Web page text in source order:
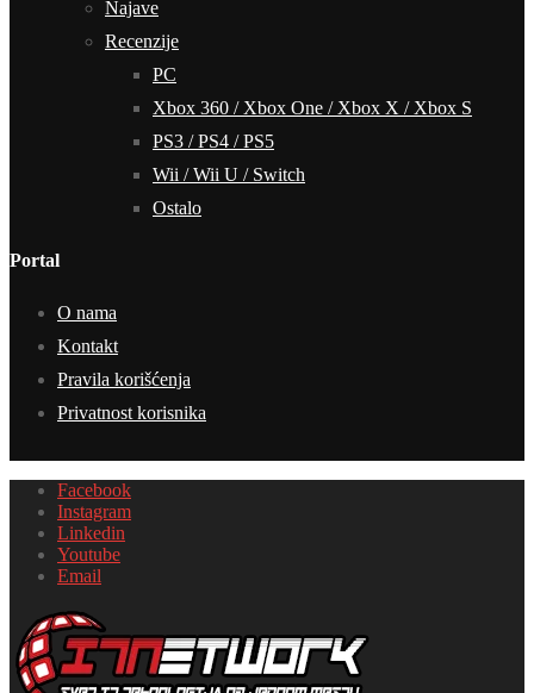
Najave
Recenzije
PC
Xbox 360 / Xbox One / Xbox X / Xbox S
PS3 / PS4 / PS5
Wii / Wii U / Switch
Ostalo
Portal
O nama
Kontakt
Pravila korišćenja
Privatnost korisnika
Facebook
Instagram
Linkedin
Youtube
Email